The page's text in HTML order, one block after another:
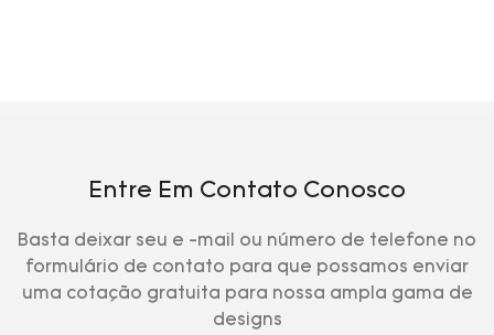
Entre Em Contato Conosco
Basta deixar seu e -mail ou número de telefone no
formulário de contato para que possamos enviar
uma cotação gratuita para nossa ampla gama de
designs